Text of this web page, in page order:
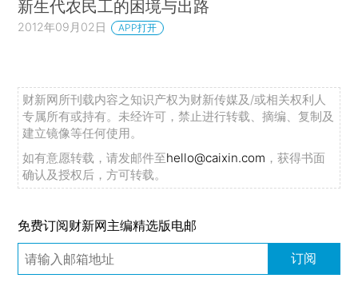
新生代农民工的困境与出路
2012年09月02日 APP打开
财新网所刊载内容之知识产权为财新传媒及/或相关权利人
专属所有或持有。未经许可，禁止进行转载、摘编、复制及
建立镜像等任何使用。
如有意愿转载，请发邮件至hello@caixin.com ，获得书面
确认及授权后，方可转载。
免费订阅财新网主编精选版电邮
订阅